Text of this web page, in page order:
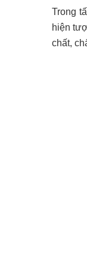
Trong
hiện
chất,